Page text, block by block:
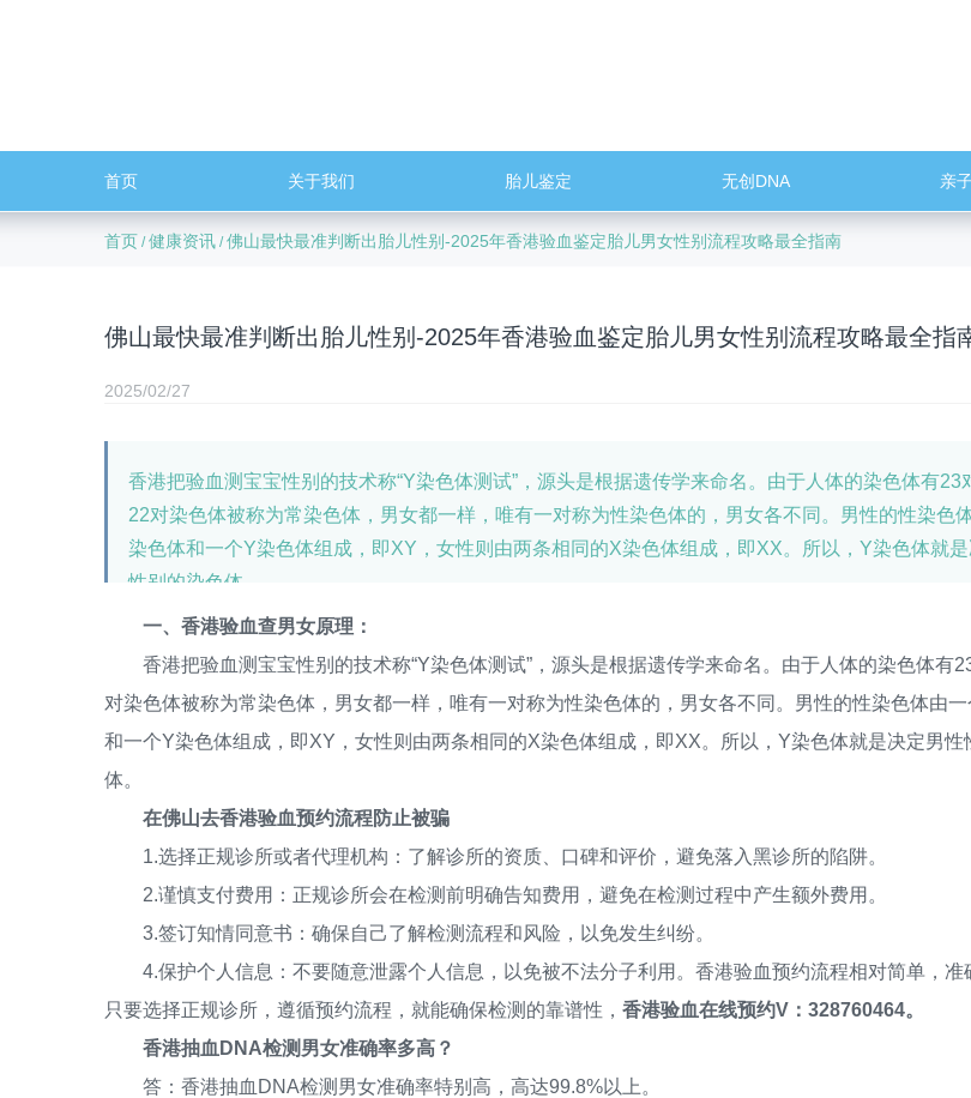
首页 关于我们 胎儿鉴定 无创DNA 亲
首页 /健康资讯 /佛山最快最准判断出胎儿性别-2025年香港验血鉴定胎儿男女性别流程攻略最全指南
佛山最快最准判断出胎儿性别-2025年香港验血鉴定胎儿男女性别流程攻略最全指
2025/02/27
香港把验血测宝宝性别的技术称“Y染色体测试”，源头是根据遗传学来命名。由于人体的染色体有23
22对染色体被称为常染色体，男女都一样，唯有一对称为性染色体的，男女各不同。男性的性染色
染色体和一个Y染色体组成，即XY，女性则由两条相同的X染色体组成，即XX。所以，Y染色体就
性别的染色体。
一、香港验血查男女原理：
香港把验血测宝宝性别的技术称“Y染色体测试”，源头是根据遗传学来命名。由于人体的染色体有
对染色体被称为常染色体，男女都一样，唯有一对称为性染色体的，男女各不同。男性的性染色体由
和一个Y染色体组成，即XY，女性则由两条相同的X染色体组成，即XX。所以，Y染色体就是决定男性
体。
在佛山去香港验血预约流程防止被骗
1.选择正规诊所或者代理机构：了解诊所的资质、口碑和评价，避免落入黑诊所的陷阱。
2.谨慎支付费用：正规诊所会在检测前明确告知费用，避免在检测过程中产生额外费用。
3.签订知情同意书：确保自己了解检测流程和风险，以免发生纠纷。
4.保护个人信息：不要随意泄露个人信息，以免被不法分子利用。香港验血预约流程相对简单，准
只要选择正规诊所，遵循预约流程，就能确保检测的靠谱性， 香港验血在线预约V：328760464。
香港抽血DNA检测男女准确率多高？
答：香港抽血DNA检测男女准确率特别高，高达99.8%以上。